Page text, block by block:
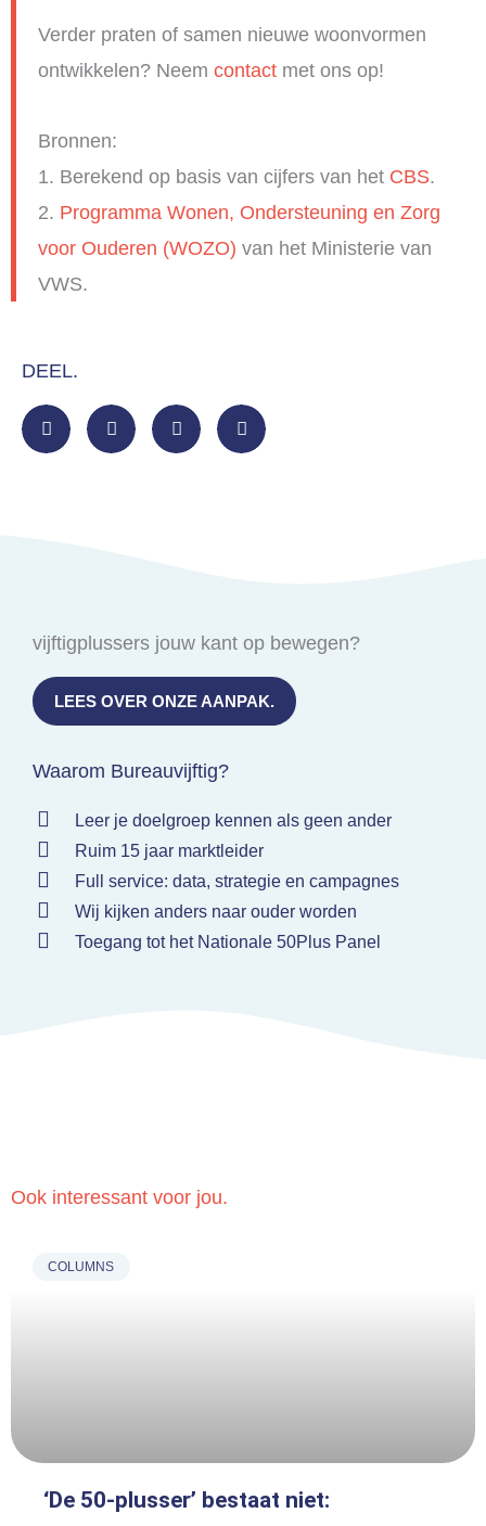
Verder praten of samen nieuwe woonvormen
ontwikkelen? Neem contact met ons op!
Bronnen:
1. Berekend op basis van cijfers van het CBS.
2. Programma Wonen, Ondersteuning en Zorg
voor Ouderen (WOZO) van het Ministerie van
VWS.
DEEL.
vijftigplussers jouw kant op bewegen?
LEES OVER ONZE AANPAK.
Waarom Bureauvijftig?
Leer je doelgroep kennen als geen ander
Ruim 15 jaar marktleider
Full service: data, strategie en campagnes
Wij kijken anders naar ouder worden
Toegang tot het Nationale 50Plus Panel
Ook interessant voor jou.
COLUMNS
‘De 50-plusser’ bestaat niet: